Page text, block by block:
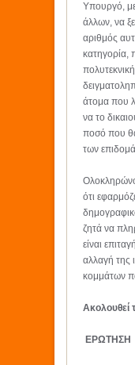
Υπουργό,
άλλων, να
αριθμός
κατηγορία,
πολυτεκνική
άτομα που
να το
ποσό που θα
των
ότι
ζητά να
είναι
αλλαγή της
κομμάτων
Ακολουθεί
ΕΡΩΤΗΣΗ